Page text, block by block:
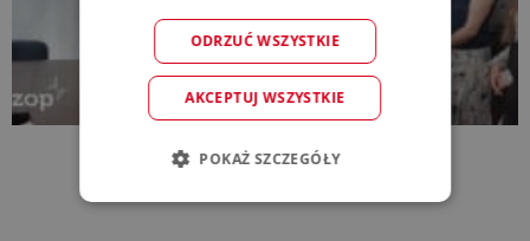
AKCEPTUJ WSZYSTKIE
ODRZUĆ WSZYSTKIE
POKAŻ SZCZEGÓŁY